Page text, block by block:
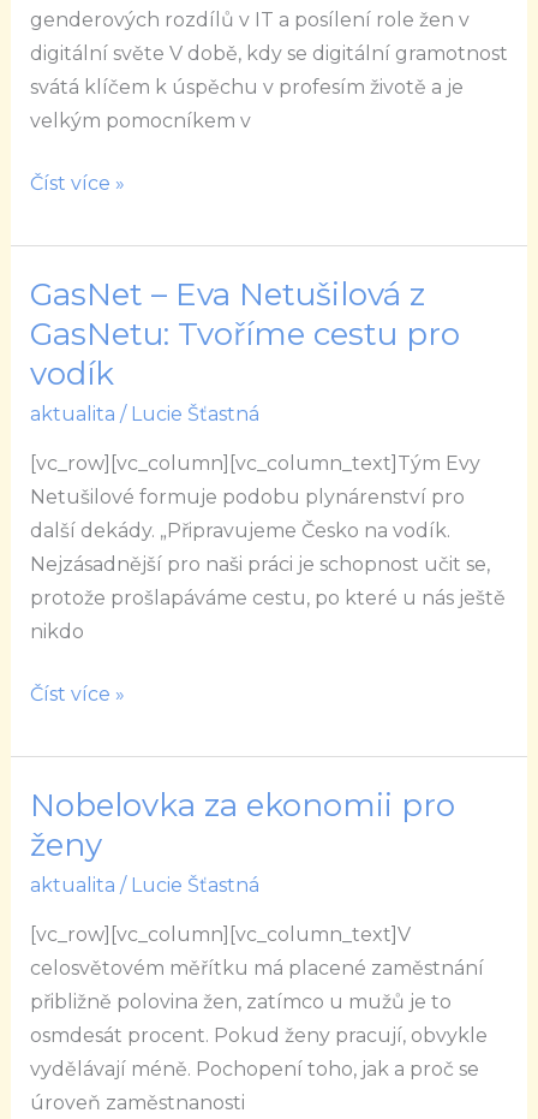
genderových rozdílů v IT a posílení role žen v
digitální světe V době, kdy se digitální gramotnost
svátá klíčem k úspěchu v profesím životě a je
velkým pomocníkem v
Číst více »
GasNet – Eva Netušilová z
GasNetu: Tvoříme cestu pro
vodík
aktualita / Lucie Šťastná
[vc_row][vc_column][vc_column_text]Tým Evy
Netušilové formuje podobu plynárenství pro
další dekády. „Připravujeme Česko na vodík.
Nejzásadnější pro naši práci je schopnost učit se,
protože prošlapáváme cestu, po které u nás ještě
nikdo
GasNet
–
Netušilová
z
GasNetu:
Tvoříme
cestu
pro
vodík
Číst více »
Nobelovka za ekonomii pro
ženy
aktualita / Lucie Šťastná
[vc_row][vc_column][vc_column_text]V
celosvětovém měřítku má placené zaměstnání
přibližně polovina žen, zatímco u mužů je to
osmdesát procent. Pokud ženy pracují, obvykle
vydělávají méně. Pochopení toho, jak a proč se
úroveň zaměstnanosti
Nobelovka
za
ekonomii
ženy